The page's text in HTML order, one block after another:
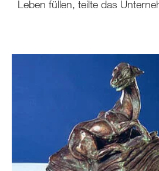
Leben füllen, teilte das